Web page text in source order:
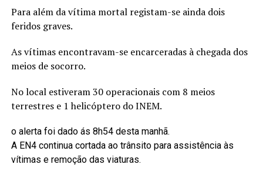
Para além da vítima mortal registam-se ainda dois
feridos graves.
As vítimas encontravam-se encarceradas à chegada dos
meios de socorro.
No local estiveram 30 operacionais com 8 meios
terrestres e 1 helicóptero do INEM.
o alerta foi dado ás 8h54 desta manhã.
A EN4 continua cortada ao trânsito para assistência às
vítimas e remoção das viaturas.